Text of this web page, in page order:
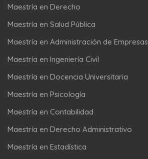
Maestría en Derecho
Maestría en Salud Pública
Maestría en Administración de Empresas
Maestría en Ingeniería Civil
Maestría en Docencia Universitaria
Maestría en Psicología
Maestría en Contabilidad
Maestría en Derecho Administrativo
Maestría en Estadística